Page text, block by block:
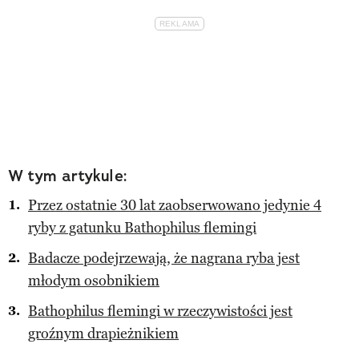
W tym artykule:
Przez ostatnie 30 lat zaobserwowano jedynie 4
ryby z gatunku Bathophilus flemingi
Badacze podejrzewają, że nagrana ryba jest
młodym osobnikiem
Bathophilus flemingi w rzeczywistości jest
groźnym drapieżnikiem